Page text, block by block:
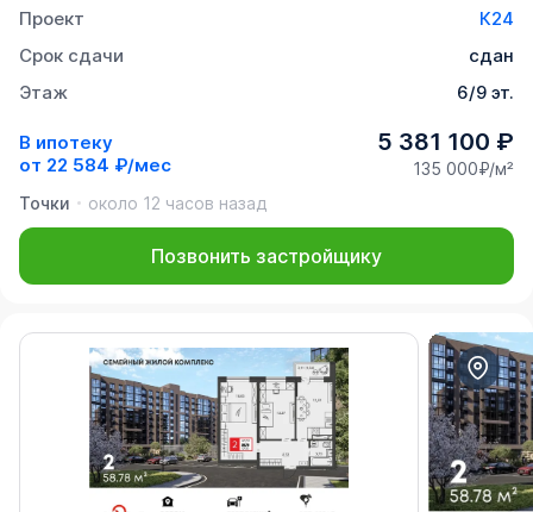
Проект
К24
Срок сдачи
сдан
Этаж
6/9 эт.
В ипотеку
от 22 584 ₽/мес
5 381 100 ₽
135 000₽/м²
Точки
около 12 часов назад
Позвонить застройщику